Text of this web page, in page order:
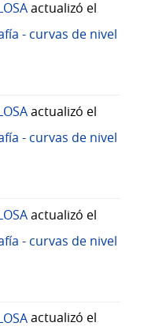
actualizó el
- curvas de nivel
actualizó el
- curvas de nivel
actualizó el
- curvas de nivel
actualizó el